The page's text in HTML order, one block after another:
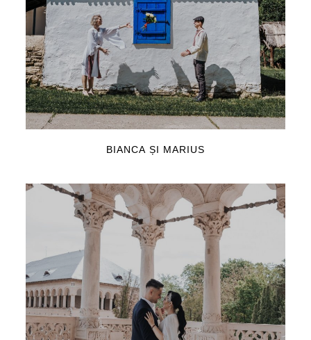
BIANCA ȘI MARIUS